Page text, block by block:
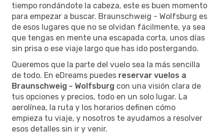
tiempo rondándote la cabeza, este es buen momento
para empezar a buscar. Braunschweig - Wolfsburg es
de esos lugares que no se olvidan fácilmente, ya sea
que tengas en mente una escapada corta, unos días
sin prisa o ese viaje largo que has ido postergando.
Queremos que la parte del vuelo sea la más sencilla
de todo. En eDreams puedes reservar vuelos a
Braunschweig - Wolfsburg con una visión clara de
tus opciones y precios, todo en un solo lugar. La
aerolínea, la ruta y los horarios definen cómo
empieza tu viaje, y nosotros te ayudamos a resolver
esos detalles sin ir y venir.